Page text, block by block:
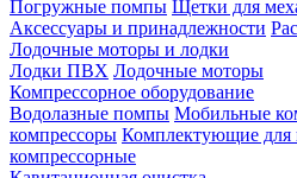
Погружные помпы Щетки для
Аксессуары и принадлежности
Лодочные моторы и лодки
Лодки ПВХ Лодочные моторы
Компрессорное оборудование
Водолазные помпы Мобильные
компрессоры Комплектующие для
компрессорные